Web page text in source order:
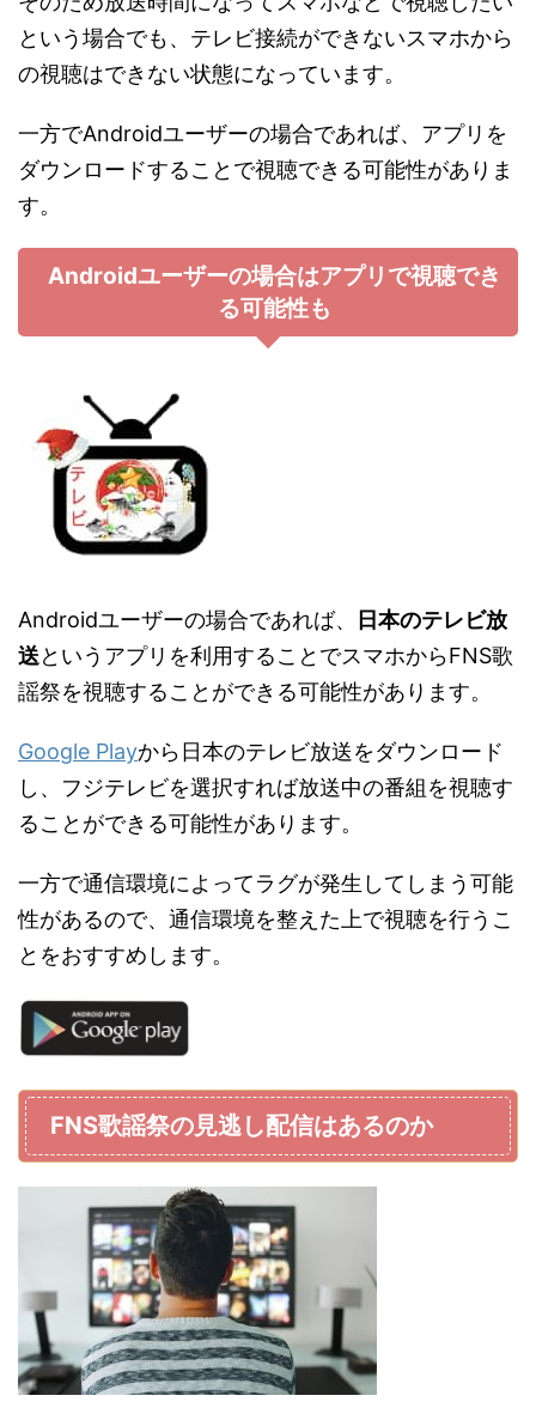
という場合でも、テレビ接続ができないスマホから
の視聴はできない状態になっています。
一方でAndroidユーザーの場合であれば、アプリを
ダウンロードすることで視聴できる可能性がありま
す。
Androidユーザーの場合はアプリで視聴でき
る可能性も
Androidユーザーの場合であれば、
日本のテレビ放
送というアプリを利用することでスマホからFNS歌
謡祭を視聴することができる可能性があります。
Google Playから日本のテレビ放送をダウンロード
し、フジテレビを選択すれば放送中の番組を視聴す
ることができる可能性があります。
一方で通信環境によってラグが発生してしまう可能
性があるので、通信環境を整えた上で視聴を行うこ
とをおすすめします。
FNS歌謡祭の見逃し配信はあるのか